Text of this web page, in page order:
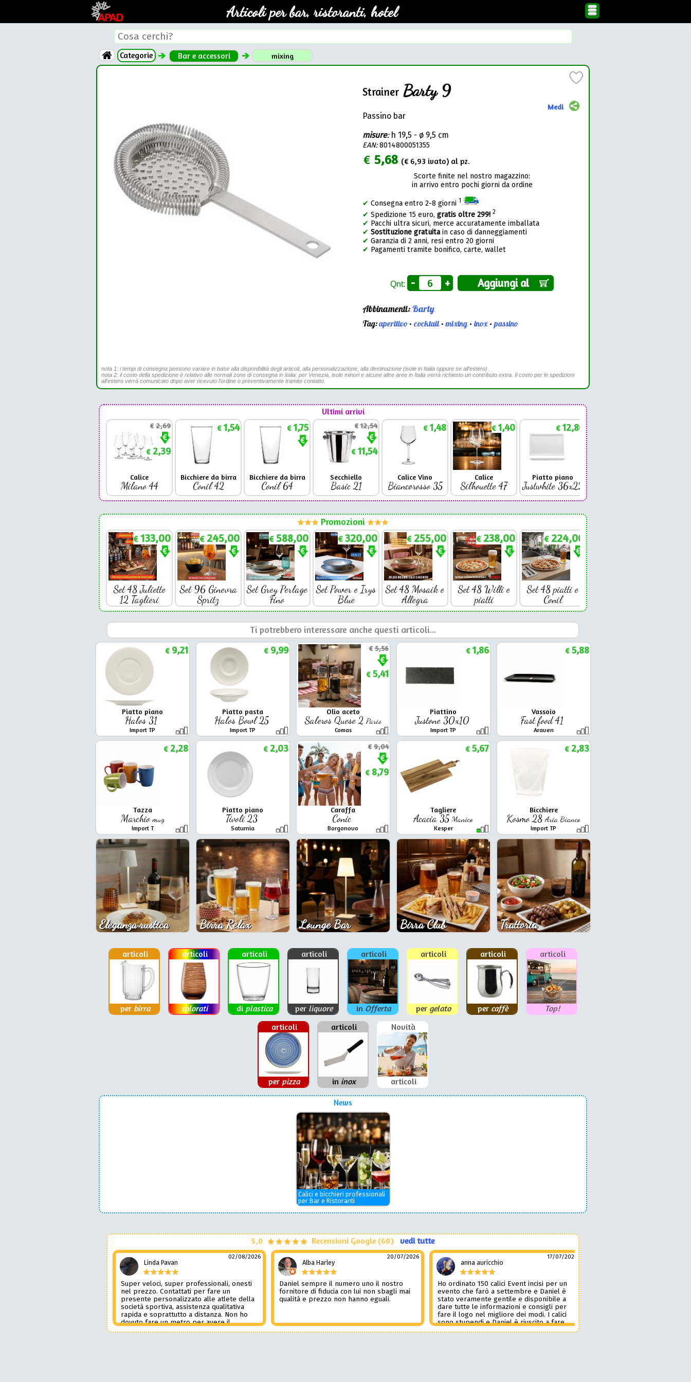
Articoli per bar, ristoranti, hotel
Categorie Bar e accessori mixing
StrainerBarty 9
Medi
Passino bar
misure: h 19,5 - ø 9,5 cm
EAN:8014800051355
€ 5,68 (€ 6,93 ivato) al pz.
Scorte finite nel nostro magazzino:
in arrivo entro pochi giorni da ordine
✔ Consegna entro 2-8 giorni 1
✔ Spedizione 15 euro, gratis oltre 299! 2
✔ Pacchi ultra sicuri, merce accuratamente imballata
✔ Sostituzione gratuitain caso di danneggiamenti
✔ Garanzia di 2 anni, resi entro 20 giorni
✔ Pagamenti tramite bonifico, carte, wallet
Qnt: - + Aggiungi al
Abbinamenti:Barty
Tag:aperitivo• cocktail•mixing• inox•passino
nota 1: i tempi di consegna possono variare in base alla disponibilità degli articoli, alla personalizzazione, alla destinazione (isole in Italia oppure se all'estero)
nota 2: il costo della spedizione è relativo alle normali zone di consegna in italia: per Venezia, isole minori e alcune altre aree in Italia verrà richiesto un contributo extra. Il costo per le spedizioni
all'estero verrà comunicato dopo aver ricevuto l'ordine o preventivamente tramite contatto.
Ultimi arrivi
€2,69
€2,39
Calice
Milano 44
€1,54
Bicchiere da birra
Conil 42
€1,75
Bicchiere da birra
Conil 64
€12,54
€11,54
Secchiello
Basic 21
€1,48
Calice Vino
Biancorosso 35
€1,40
Calice
Silhouette 47
€12,86
Piatto piano
Justwhite 36x22
Promozioni
€133,00
Set 48 Juliette
12 Taglieri
€245,00
Set 96 Ginevra
Spritz
€588,00
Set Grey Perlage
Fino
€320,00
Set Power e Irys
Blue
€255,00
Set 48 Mosaik e
Allegra
€238,00
Set 48 Willi e
piatti
€224,00
Set 48 piatti e
Conil
Ti potrebbero interessare anche questi articoli...
Piatto piano
Halos 31
Import TP
€9,21
Piatto pasta
Halos Bowl 25
Import TP
€9,99
Olio aceto
Saleros Quese 2 Paris
Comas
€5,56
€5,41
Piattino
Justone 30x10
Import TP
€1,86
Vassoio
Fast food 41
Araven
€5,88
Tazza
Marchiomug
Import T
€2,28
Piatto piano
Tivoli 23
Saturnia
€2,03
Caraffa
Conic
Borgonovo
€9,04
€8,79
Tagliere
Acacia 35 Manico
Kesper
€5,67
Bicchiere
Kosmo 28 Aria Bianco
Import TP
€2,83
Eleganza rustica Birra Relax Lounge Bar Birra Club Trattoria
articoli
per birra
articoli
colorati
articoli
di plastica
articoli
per liquore
articoli
in Offerta
articoli
per gelato
articoli
per caffè
articoli
Top!
articoli
per pizza
articoli
in inox
Novità
articoli
News
Calici e bicchieri professionali
per Bar e Ristoranti
5,0 Recensioni Google (60) vedi tutte
Linda Pavan
02/08/2026
Super veloci, super professionali, onesti
nel prezzo. Contattati per fare un
presente personalizzato alle atlete della
società sportiva, assistenza qualitativa
rapida e soprattutto a distanza. Non ho
dovuto fare un metro per avere il
prodotto desiderato. Una assistenza del
Alba Harley
20/07/2026
Daniel sempre il numero uno il nostro
fornitore di fiducia con lui non sbagli mai
qualità e prezzo non hanno eguali.
anna auricchio
17/07/2026
Ho ordinato 150 calici Event incisi per un
evento che farò a settembre e Daniel è
stato veramente gentile e disponibile a
dare tutte le informazioni e consigli per
fare il logo nel migliore dei modi. I calici
sono stupendi e Daniel è riuscito a fare
tutto in pochissimi giorni accontentandomi.